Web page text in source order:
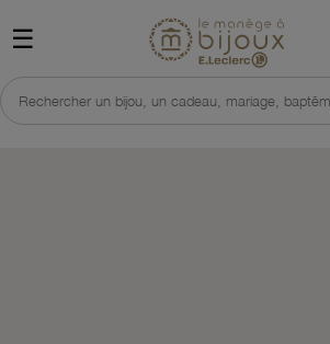
☰
Rechercher un bijou, un cadeau, mariage,